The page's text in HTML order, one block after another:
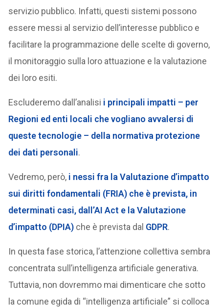
servizio pubblico. Infatti, questi sistemi possono
essere messi al servizio dell’interesse pubblico e
facilitare la programmazione delle scelte di governo,
il monitoraggio sulla loro attuazione e la valutazione
dei loro esiti.
Escluderemo dall’analisi i principali impatti – per
Regioni ed enti locali che vogliano avvalersi di
queste tecnologie – della normativa protezione
dei dati personali.
Vedremo, però, i nessi fra la Valutazione d’impatto
sui diritti fondamentali (FRIA) che è prevista, in
determinati casi, dall’AI Act e la Valutazione
d’impatto (DPIA) che è prevista dal GDPR.
In questa fase storica, l’attenzione collettiva sembra
concentrata sull’intelligenza artificiale generativa.
Tuttavia, non dovremmo mai dimenticare che sotto
la comune egida di “intelligenza artificiale” si colloca